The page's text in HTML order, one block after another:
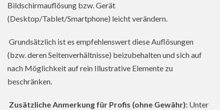
Bildschirmauflösung bzw. Gerät
(Desktop/Tablet/Smartphone) leicht verändern.
Grundsätzlich ist es empfehlenswert diese Auflösungen
(bzw. deren Seitenverhältnisse) beizubehalten und sich auf
nach Möglichkeit auf rein Illustrative Elemente zu
beschränken.
Zusätzliche Anmerkung für Profis (ohne Gewähr): Unter